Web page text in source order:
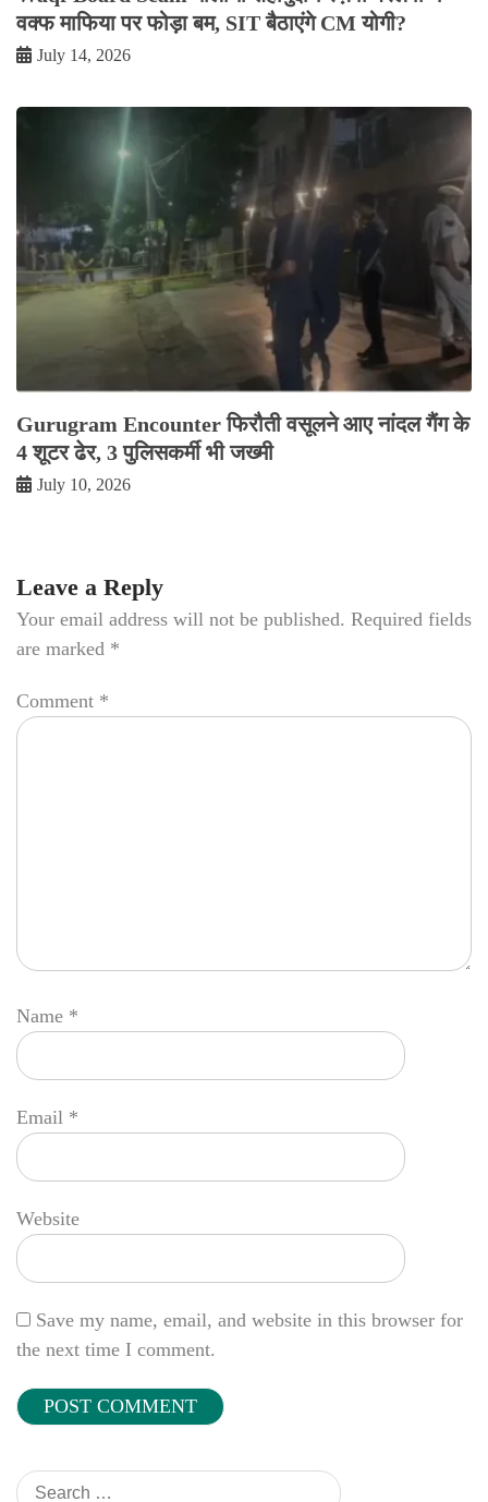
वक्फ माफिया पर फोड़ा बम, SIT बैठाएंगे CM योगी?
July 14, 2026
Gurugram Encounter फिरौती वसूलने आए नांदल गैंग के
4 शूटर ढेर, 3 पुलिसकर्मी भी जख्मी
July 10, 2026
Leave a Reply
Your email address will not be published. Required fields
are marked *
Comment *
Name *
Email *
Website
Save my name, email, and website in this browser for
the next time I comment.
Search